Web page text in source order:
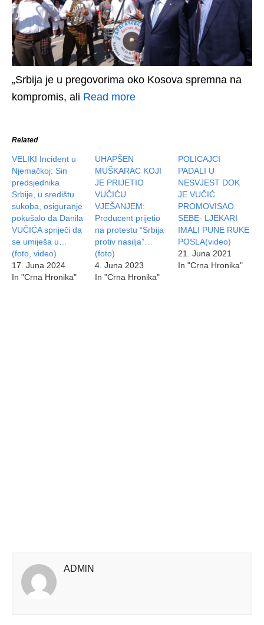
„Srbija je u pregovorima oko Kosova spremna na
kompromis, ali Read more
Related
VELIKI Incident u
Njemačkoj: Sin
predsjednika
Srbije, u središtu
sukoba, osiguranje
pokušalo da Danila
VUČIĆA spriječi da
se umiješa u…
(foto, video)
17. Juna 2024
In "Crna Hronika"
UHAPŠEN
MUŠKARAC KOJI
JE PRIJETIO
VUČIĆU
VJEŠANJEM:
Producent prijetio
na protestu “Srbija
protiv nasilja”…
(foto)
4. Juna 2023
In "Crna Hronika"
POLICAJCI
PADALI U
NESVJEST DOK
JE VUČIĆ
PROMOVISAO
SEBE- LJEKARI
IMALI PUNE RUKE
POSLA(video)
21. Juna 2021
In "Crna Hronika"
ADMlN